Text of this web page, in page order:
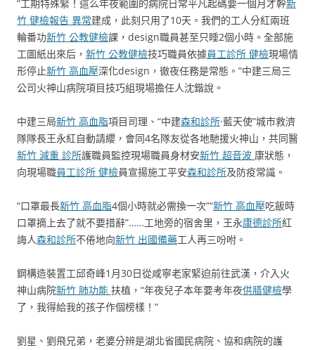
“工期特殊緊！這么年夜範圍的病院日常平凡起碼要一個月才幹新
竹 健檢報告 異常建成，此刻只用了10天。我們的工人分紅兩班
輪番功新竹 公教健檢課，design職員甚至只睡2個小時。全部施
工圖紙出來后， 新竹 公教健檢技巧職員依據員工診所 健檢現場情
形停止新竹 高血壓深化design，徹夜任務是常態。”中建三局三
公司火神山病院項目技巧組現場擔任人沈鍇說。
中建三局新竹 高血脂項目司理、“中建森和診所·藍天使”城市救濟
隊隊長王永紅自動請纓，會同4名隊友從各地馳援火神山，共同醫
新竹 減重 診所護職員監控現場職員身材安新竹 超音波 康狀態，
向現場職員工診所 健檢員宣揚施工平安森和診所及防疫常識。
“口罩最長新竹 高血脂4個小時就必需換一次”“新竹 高血壓吃飯時
口罩摘上去了就不要措辭”……工地旁的宿舍里，王永康德診所紅
誨人森和診所不倦地向新竹 出國備藥工人再三吩咐。
鋼構造裝置工邱奇峰1月30日從咸寧老家緊迫前往武漢，介入火
神山病院新竹 肺功能 扶植，“年夜兒子本年要考年夜供膳健檢學
了，我得給我的孩子作個榜樣！”
劉星、劉飛兄弟，老婆分辨是湖北省國民病院、協和病院的護